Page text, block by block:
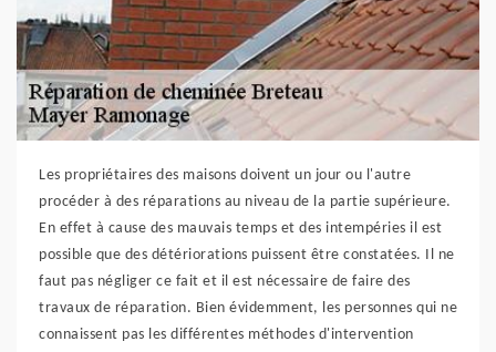
Les propriétaires des maisons doivent un jour ou l'autre
procéder à des réparations au niveau de la partie supérieure.
En effet à cause des mauvais temps et des intempéries il est
possible que des détériorations puissent être constatées. Il ne
faut pas négliger ce fait et il est nécessaire de faire des
travaux de réparation. Bien évidemment, les personnes qui ne
connaissent pas les différentes méthodes d'intervention